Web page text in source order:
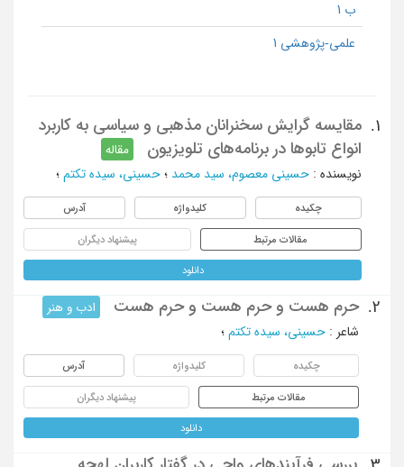
ب 1
علمی-پژوهشی 1
1.
مقایسه گرایش سخنرانان مذهبی و سیاسی به کاربرد
انواع تابوها در برنامه‌‌های تلویزیون
مقاله
نویسنده : حسینی معصوم، سید محمد ؛ حسینی، سیده تکتم ؛
چکیده کلیدواژه آدرس
مقالات مرتبط پیشنهاد دیگران
دانلود
2. حرم هست و حرم هست و حرم هست
ادب و هنر
شاعر : حسینی، سیده تکتم ؛
چکیده کلیدواژه آدرس
مقالات مرتبط پیشنهاد دیگران
دانلود
بررسی فرآیندهای واجی در گفتار کاربران لهجه